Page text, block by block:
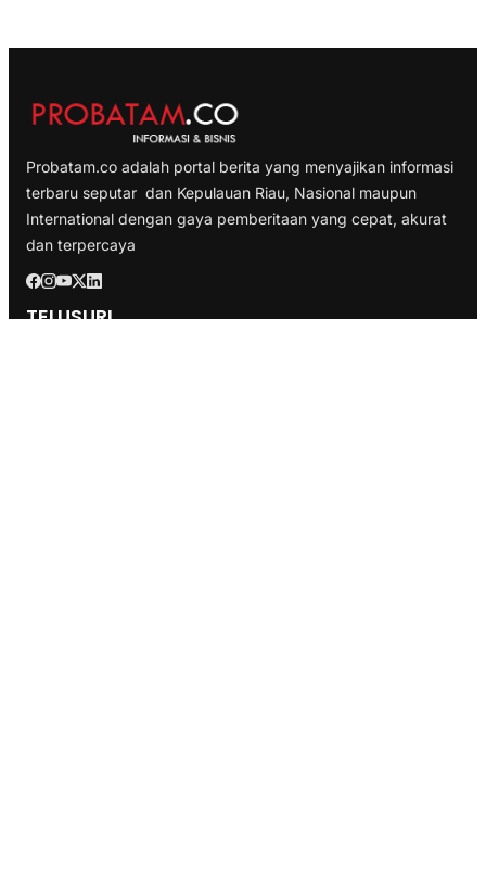
Probatam.co adalah portal berita yang menyajikan informasi
terbaru seputar dan Kepulauan Riau, Nasional maupun
International dengan gaya pemberitaan yang cepat, akurat
dan terpercaya
TELUSURI